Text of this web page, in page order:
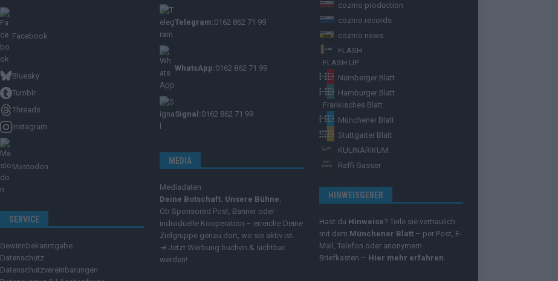
Facebook
Bluesky
Tumblr
Threads
Instagram
Mastodon
SERVICE
Gewinnbekanntgabe
Datenschutz
Datenschutzvereinbarungen
Telegram:0162 862 71 99
WhatsApp:0162 862 71 99
Signal:0162 862 71 99
MEDIA
Mediadaten
Deine Botschaft. Unsere Bühne.
Ob Sponsored Post, Banner oder
individuelle Kooperation – erreiche Deine
Zielgruppe genau dort, wo sie aktiv ist.
➔ Jetzt Werbung buchen & sichtbar
werden!
cozmo production
cozmo records
cozmo news
FLASH
FLASH UP
Nürnberger Blatt
Hamburger Blatt
Fränkisches Blatt
Münchener Blatt
Stuttgarter Blatt
KULINARIKUM.
Raffi Gasser
HINWEISGEBER
Hast du Hinweise? Teile sie vertraulich
mit dem Münchener Blatt – per Post, E-
Mail, Telefon oder anonymem
Briefkasten – Hier mehr erfahren.